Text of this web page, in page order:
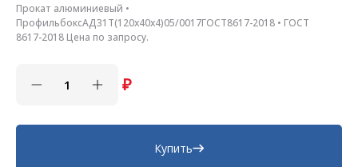
Прокат алюминиевый •
ПрофильбоксАД31Т(120х40х4)05/0017ГОСТ8617-2018 • ГОСТ
8617-2018 Цена по запросу.
₽
Купить